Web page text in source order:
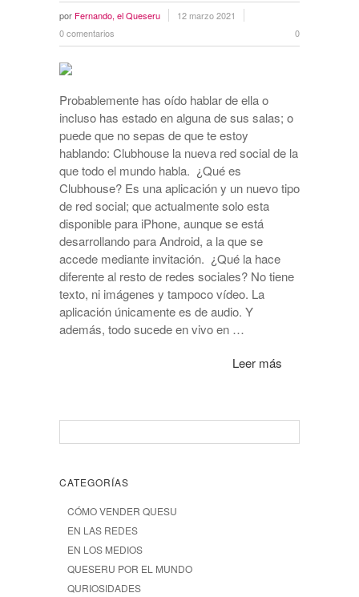
por Fernando, el Queseru
12 marzo 2021
0 comentarios
0
Probablemente has oído hablar de ella o
incluso has estado en alguna de sus salas; o
puede que no sepas de que te estoy
hablando: Clubhouse la nueva red social de la
que todo el mundo habla. ¿Qué es
Clubhouse? Es una aplicación y un nuevo tipo
de red social; que actualmente solo esta
disponible para iPhone, aunque se está
desarrollando para Android, a la que se
accede mediante invitación. ¿Qué la hace
diferente al resto de redes sociales? No tiene
texto, ni imágenes y tampoco vídeo. La
aplicación únicamente es de audio. Y
además, todo sucede en vivo en …
Leer más
CATEGORÍAS
CÓMO VENDER QUESU
EN LAS REDES
EN LOS MEDIOS
QUESERU POR EL MUNDO
QURIOSIDADES